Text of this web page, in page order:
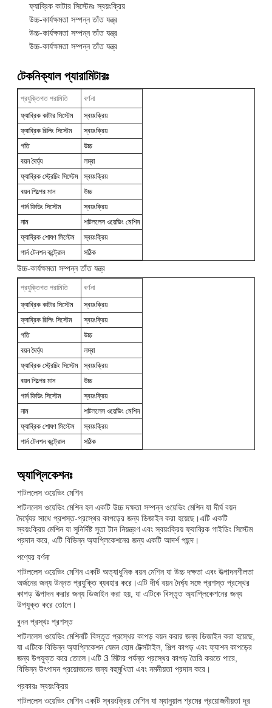
ফ্যাব্রিক কাটার সিস্টেমঃ স্বয়ংক্রিয়
উচ্চ-কার্যক্ষমতা সম্পন্ন তাঁত যন্ত্র
উচ্চ-কার্যক্ষমতা সম্পন্ন তাঁত যন্ত্র
উচ্চ-কার্যক্ষমতা সম্পন্ন তাঁত যন্ত্র
টেকনিক্যাল প্যারামিটারঃ
প্রযুক্তিগত পরামিতি
বর্ণনা
ফ্যাব্রিক কাটার সিস্টেম
স্বয়ংক্রিয়
ফ্যাব্রিক রিলিং সিস্টেম
স্বয়ংক্রিয়
গতি
উচ্চ
বয়ন দৈর্ঘ্য
লম্বা
ফ্যাব্রিক স্ট্রেচিং সিস্টেম
স্বয়ংক্রিয়
বয়ন শিল্পের মান
উচ্চ
গার্ন ফিডিং সিস্টেম
স্বয়ংক্রিয়
নাম
শাটললেস ওয়েভিং মেশিন
ফ্যাব্রিক শোষণ সিস্টেম
স্বয়ংক্রিয়
গার্ন টেনশন কন্ট্রোল
সঠিক
উচ্চ-কার্যক্ষমতা সম্পন্ন তাঁত যন্ত্র
প্রযুক্তিগত পরামিতি
বর্ণনা
ফ্যাব্রিক কাটার সিস্টেম
স্বয়ংক্রিয়
ফ্যাব্রিক রিলিং সিস্টেম
স্বয়ংক্রিয়
গতি
উচ্চ
বয়ন দৈর্ঘ্য
লম্বা
ফ্যাব্রিক স্ট্রেচিং সিস্টেম
স্বয়ংক্রিয়
বয়ন শিল্পের মান
উচ্চ
গার্ন ফিডিং সিস্টেম
স্বয়ংক্রিয়
নাম
শাটললেস ওয়েভিং মেশিন
ফ্যাব্রিক শোষণ সিস্টেম
স্বয়ংক্রিয়
গার্ন টেনশন কন্ট্রোল
সঠিক
অ্যাপ্লিকেশনঃ
শাটললেস ওয়েভিং মেশিন
শাটললেস ওয়েভিং মেশিন হল একটি উচ্চ দক্ষতা সম্পন্ন ওয়েভিং মেশিন যা দীর্ঘ বয়ন
দৈর্ঘ্যের সাথে প্রশস্ত-প্রস্থের কাপড়ের জন্য ডিজাইন করা হয়েছে।এটি একটি
স্বয়ংক্রিয় মেশিন যা সুনির্দিষ্ট সুতা টান নিয়ন্ত্রণ এবং স্বয়ংক্রিয় ফ্যাব্রিক গাইডিং সিস্টেম
প্রদান করে, এটি বিভিন্ন অ্যাপ্লিকেশনের জন্য একটি আদর্শ পছন্দ।
পণ্যের বর্ণনা
শাটললেস ওয়েভিং মেশিন একটি অত্যাধুনিক বয়ন মেশিন যা উচ্চ দক্ষতা এবং উত্পাদনশীলতা
অর্জনের জন্য উন্নত প্রযুক্তি ব্যবহার করে।এটি দীর্ঘ বয়ন দৈর্ঘ্য সঙ্গে প্রশস্ত প্রস্থের
কাপড় উত্পাদন করার জন্য ডিজাইন করা হয়, যা এটিকে বিস্তৃত অ্যাপ্লিকেশনের জন্য
উপযুক্ত করে তোলে।
বুনন প্রস্থঃ প্রশস্ত
শাটললেস ওয়েভিং মেশিনটি বিস্তৃত প্রস্থের কাপড় বয়ন করার জন্য ডিজাইন করা হয়েছে,
যা এটিকে বিভিন্ন অ্যাপ্লিকেশন যেমন হোম টেক্সটাইল, শিল্প কাপড় এবং ফ্যাশন কাপড়ের
জন্য উপযুক্ত করে তোলে।এটি 3 মিটার পর্যন্ত প্রস্থের কাপড় তৈরি করতে পারে,
বিভিন্ন উৎপাদন প্রয়োজনের জন্য বহুমুখিতা এবং নমনীয়তা প্রদান করে।
প্রকারঃ স্বয়ংক্রিয়
শাটললেস ওয়েভিং মেশিন একটি স্বয়ংক্রিয় মেশিন যা ম্যানুয়াল শ্রমের প্রয়োজনীয়তা দূর